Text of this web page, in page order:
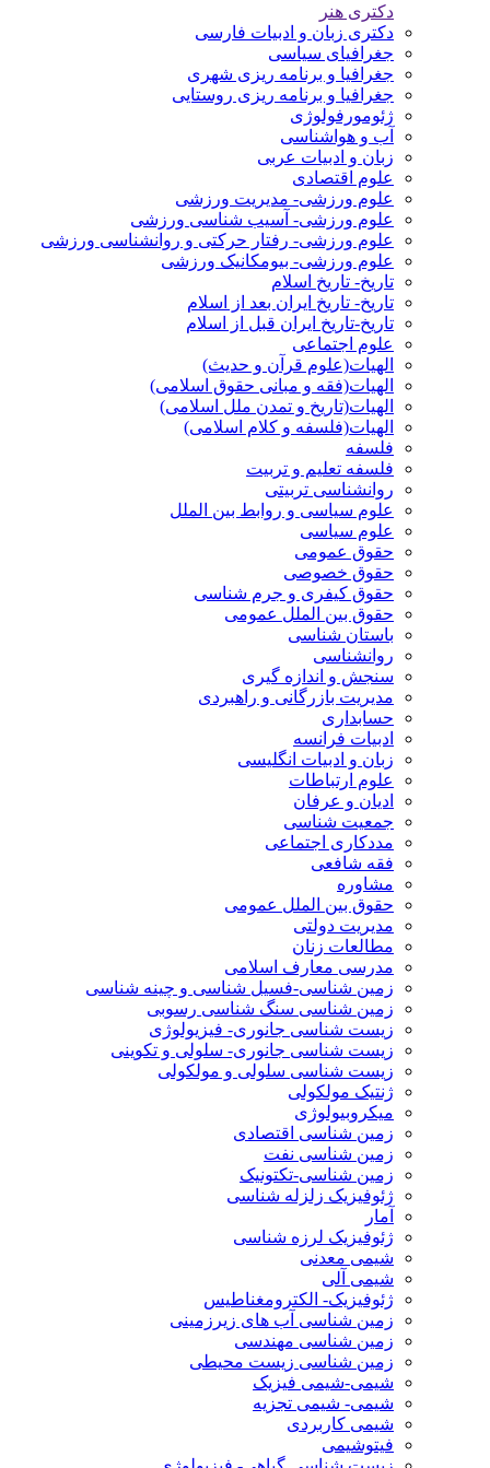
دکتری هنر
دکتری زبان و ادبیات فارسی
جغرافیای سیاسی
جغرافیا و برنامه ریزی شهری
جغرافیا و برنامه ریزی روستایی
ژئومورفولوژی
آب و هواشناسی
زبان و ادبیات عربی
علوم اقتصادی
علوم ورزشی- مدیریت ورزشی
علوم ورزشی- آسیب شناسی ورزشی
علوم ورزشی- رفتار حرکتی و روانشناسی ورزشی
علوم ورزشی- بیومکانیک ورزشی
تاریخ- تاریخ اسلام
تاریخ- تاریخ ایران بعد از اسلام
تاریخ-تاریخ ایران قبل از اسلام
علوم اجتماعی
الهیات(علوم قرآن و حدیث)
الهیات(فقه و مبانی حقوق اسلامی)
الهیات(تاریخ و تمدن ملل اسلامی)
الهیات(فلسفه و کلام اسلامی)
فلسفه
فلسفه تعلیم و تربیت
روانشناسی تربیتی
علوم سیاسی و روابط بین الملل
علوم سیاسی
حقوق عمومی
حقوق خصوصی
حقوق کیفری و جرم شناسی
حقوق بین الملل عمومی
باستان شناسی
روانشناسی
سنجش و اندازه گیری
مدیریت بازرگانی و راهبردی
حسابداری
ادبیات فرانسه
زبان و ادبیات انگلیسی
علوم ارتباطات
ادیان و عرفان
جمعیت شناسی
مددکاری اجتماعی
فقه شافعی
مشاوره
حقوق بین الملل عمومی
مدیریت دولتی
مطالعات زنان
مدرسی معارف اسلامی
زمین شناسی-فسیل شناسی و چینه شناسی
زمین شناسی سنگ شناسی رسوبی
زیست شناسی جانوری- فیزیولوژی
زیست شناسی جانوری- سلولی و تکوینی
زیست شناسی سلولی و مولکولی
ژنتیک مولکولی
میکروبیولوژی
زمین شناسی اقتصادی
زمین شناسی نفت
زمین شناسی-تکتونیک
ژئوفیزیک زلزله شناسی
آمار
ژئوفیزیک لرزه شناسی
شیمی معدنی
شیمی آلی
ژئوفیزیک- الکترومغناطیس
زمین شناسی آب های زیرزمینی
زمین شناسی مهندسی
زمین شناسی زیست محیطی
شیمی-شیمی فیزیک
شیمی- شیمی تجزیه
شیمی کاربردی
فیتوشیمی